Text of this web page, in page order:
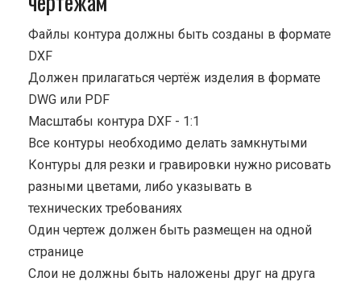
Файлы контура должны быть созданы в формате
DXF
Должен прилагаться чертёж изделия в формате
DWG или PDF
Масштабы контура DXF - 1:1
Все контуры необходимо делать замкнутыми
Контуры для резки и гравировки нужно рисовать
разными цветами, либо указывать в
технических требованиях
Один чертеж должен быть размещен на одной
странице
Cлои не должны быть наложены друг на друга